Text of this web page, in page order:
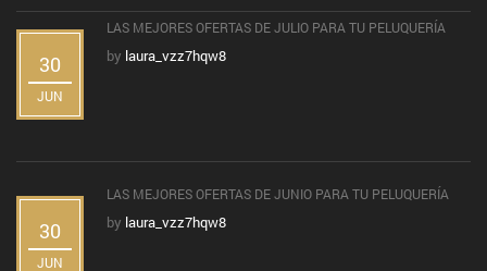
30
JUN
LAS MEJORES OFERTAS DE JULIO PARA TU PELUQUERÍA
by laura_vzz7hqw8
30
JUN
LAS MEJORES OFERTAS DE JUNIO PARA TU PELUQUERÍA
by laura_vzz7hqw8